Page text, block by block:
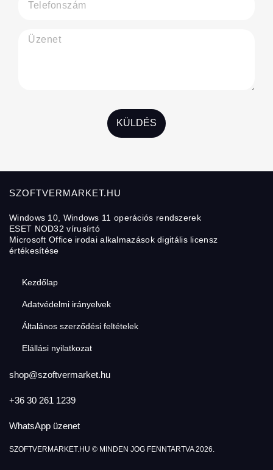
KÜLDÉS
SZOFTVERMARKET.HU
Windows 10, Windows 11 operációs rendszerek
ESET NOD32 vírusírtó
Microsoft Office irodai alkalmazások digitális licensz
értékesítése
Kezdőlap
Adatvédelmi irányelvek
Általános szerződési feltételek
Elállási nyilatkozat
shop@szoftvermarket.hu
+36 30 261 1239
WhatsApp üzenet
SZOFTVERMARKET.HU © MINDEN JOG FENNTARTVA 2026.